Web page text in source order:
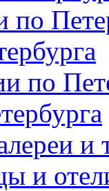
по
по
и
и